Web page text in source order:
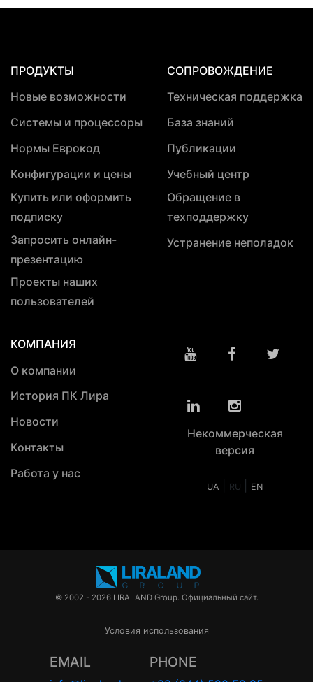
ПРОДУКТЫ
Новые возможности
Системы и процессоры
Нормы Еврокод
Конфигурации и цены
Купить или оформить
подписку
Запросить онлайн-
презентацию
Проекты наших
пользователей
СОПРОВОЖДЕНИЕ
Техническая поддержка
База знаний
Публикации
Учебный центр
Обращение в
техподдержку
Устранение неполадок
КОМПАНИЯ
О компании
История ПК Лира
Новости
Контакты
Работа у нас
Некоммерческая
версия
UA RU EN
© 2002 - 2026 LIRALAND Group. Официальный сайт.
Условия использования
EMAIL PHONE